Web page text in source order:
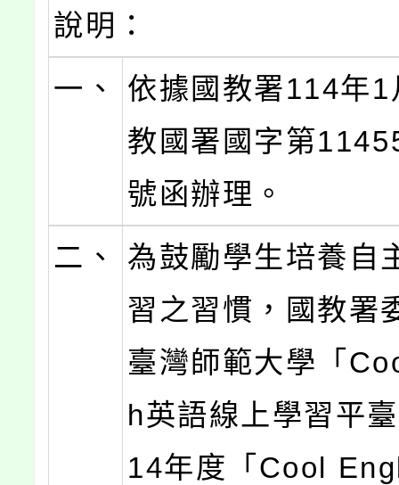
說明：
一、
依據國教署114年
教國署國字第
號函辦理。
二、
為鼓勵學生培養自
習之習慣，國教署
臺灣師範大學「
h英語線上學習平
14年度「Cool